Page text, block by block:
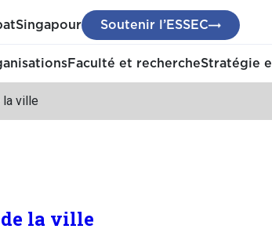
Singapour Soutenir l’ESSEC
Faculté et rechercheStratégie
la ville
la ville